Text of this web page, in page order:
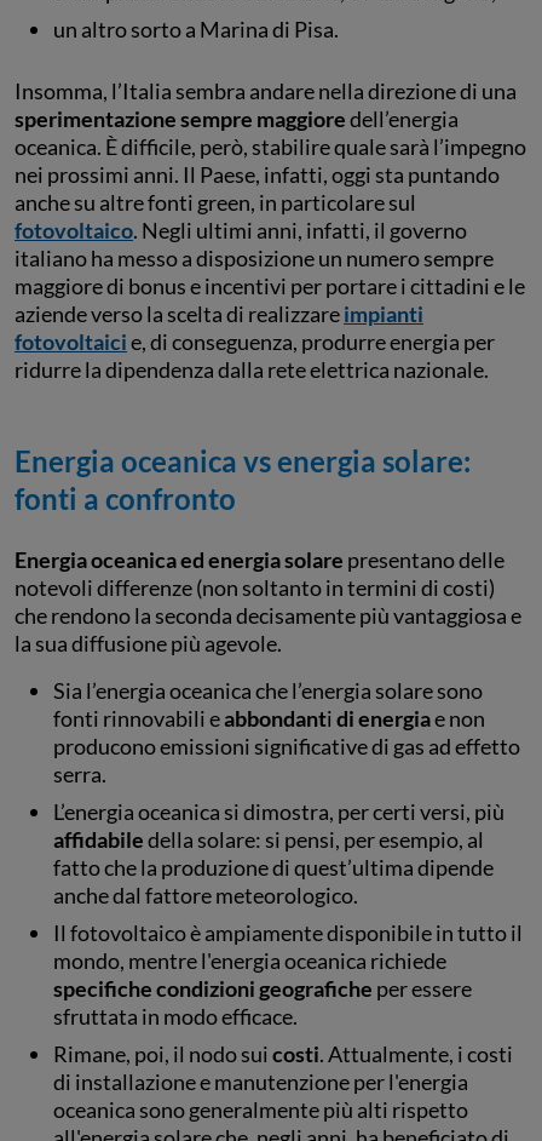
un altro sorto a Marina di Pisa.
Insomma, l’Italia sembra andare nella direzione di una
sperimentazione sempre maggioredell’energia
oceanica. È difficile, però, stabilire quale sarà l’impegno
nei prossimi anni. Il Paese, infatti, oggi sta puntando
anche su altre fonti green, in particolare sul
fotovoltaico. Negli ultimi anni, infatti, il governo
italiano ha messo a disposizione un numero sempre
maggiore di bonus e incentivi per portare i cittadini e le
aziende verso la scelta di realizzareimpianti
fotovoltaicie, di conseguenza, produrre energia per
ridurre la dipendenza dalla rete elettrica nazionale.
Energia oceanica vs energia solare:
fonti a confronto
Energia oceanica ed energia solare presentano delle
notevoli differenze (non soltanto in termini di costi)
che rendono la seconda decisamente più vantaggiosa e
la sua diffusione più agevole.
Sia l’energia oceanica che l’energia solare sono
fonti rinnovabili eabbondantidi energiae non
producono emissioni significative di gas ad effetto
serra.
L’energia oceanica si dimostra, per certi versi, più
affidabiledella solare: si pensi, per esempio, al
fatto che la produzione di quest’ultima dipende
anche dal fattore meteorologico.
Il fotovoltaico è ampiamente disponibile in tutto il
mondo, mentre l'energia oceanica richiede
specifiche condizioni geografiche per essere
sfruttata in modo efficace.
Rimane, poi, il nodo suicosti. Attualmente, i costi
di installazione e manutenzione per l'energia
oceanica sono generalmente più alti rispetto